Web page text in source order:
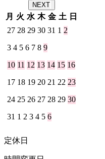
NEXT
月 火 水 木 金 土 日
27 28 29 30 31 1 2
3 4 5 6 7 8 9
10 11 12 13 14 15 16
17 18 19 20 21 22 23
24 25 26 27 28 29 30
31 1 2 3 4 5 6
定休日